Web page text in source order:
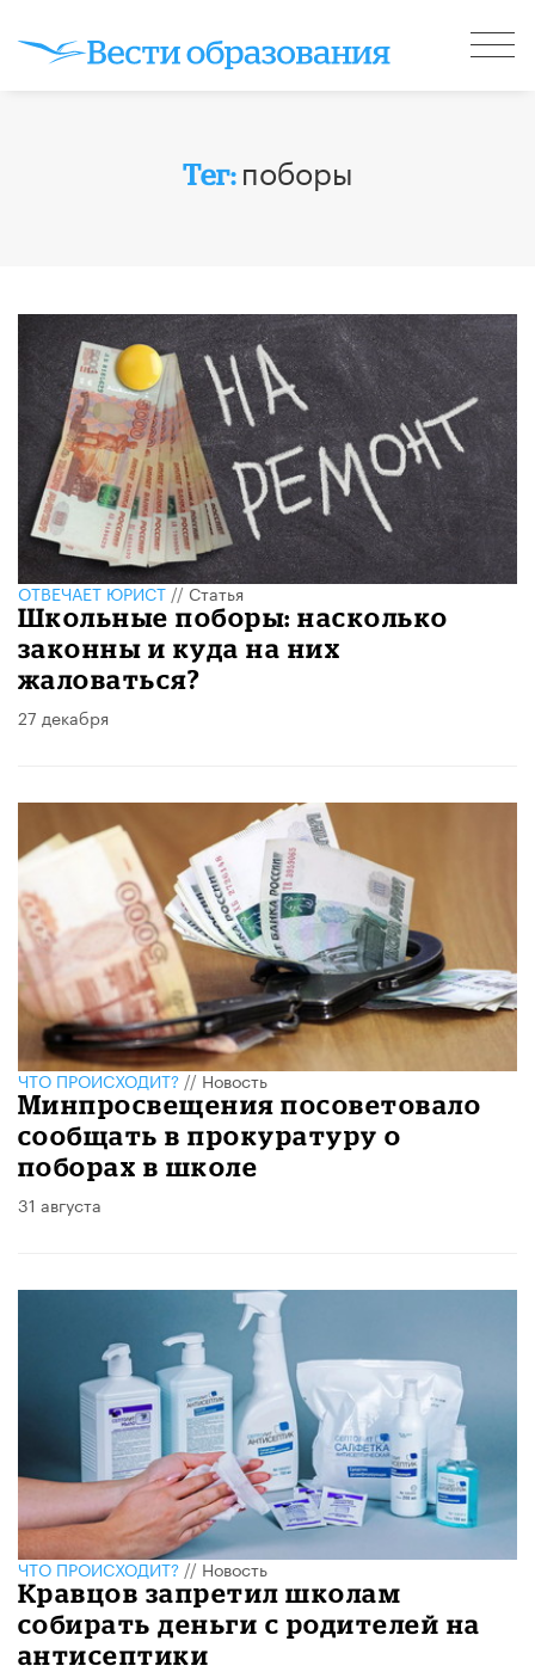
Тег: поборы
ОТВЕЧАЕТ ЮРИСТ//Статья
Школьные поборы: насколько
законны и куда на них
жаловаться?
27 декабря
ЧТО ПРОИСХОДИТ?//Новость
Минпросвещения посоветовало
сообщать в прокуратуру о
поборах в школе
31 августа
ЧТО ПРОИСХОДИТ?//Новость
Кравцов запретил школам
собирать деньги с родителей на
антисептики